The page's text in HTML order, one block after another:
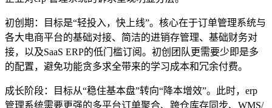
初创期：目标是“轻投入，快上线”。核心在于订单管理系统与
各大电商平台的基础对接、简洁的进销存管理、基础财务对
接，以及SaaS ERP的低门槛订阅。初创团队更需要少即是多
的配置，避免功能贪多求全带来的学习成本和冗余付费。
成长阶段：目标从“稳住基本盘”转向“降本增效”。此时，erp
管理系统需要更强的多平台订单聚合、跨仓库存同步、WMS/